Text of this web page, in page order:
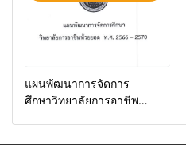
แผนพัฒนาการจัดการ
ศึกษาวิทยาลัยการอาชีพ